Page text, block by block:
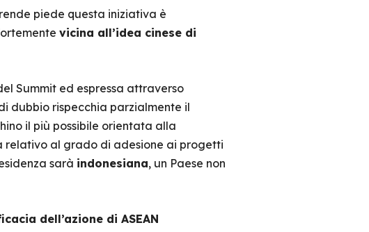
piede questa iniziativa è
vicina all’idea cinese di
Summit ed espressa attraverso
dubbio rispecchia parzialmente il
il più possibile orientata alla
relativo al grado di adesione ai progetti
sarà indonesiana, un Paese non
dell’azione di ASEAN